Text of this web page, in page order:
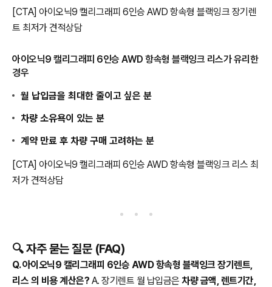
[CTA] 아이오닉9 캘리그래피 6인승 AWD 항속형 블랙잉크 장기렌
트 최저가 견적상담
아이오닉9 캘리그래피 6인승 AWD 항속형 블랙잉크 리스가 유리한
경우
월 납입금을 최대한 줄이고 싶은 분
차량 소유욕이 있는 분
계약 만료 후 차량 구매 고려하는 분
[CTA] 아이오닉9 캘리그래피 6인승 AWD 항속형 블랙잉크 리스 최
저가 견적상담
🔍 자주 묻는 질문 (FAQ)
Q. 아이오닉9 캘리그래피 6인승 AWD 항속형 블랙잉크 장기렌트,
리스 의 비용 계산은? A. 장기렌트 월 납입금은 차량 금액, 렌트기간,